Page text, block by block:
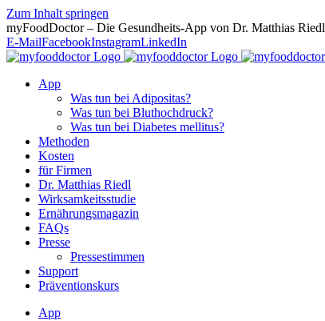
Zum Inhalt springen
myFoodDoctor – Die Gesundheits-App von Dr. Matthias Riedl
E-MailFacebookInstagramLinkedIn
App
Was tun bei Adipositas?
Was tun bei Bluthochdruck?
Was tun bei Diabetes mellitus?
Methoden
Kosten
für Firmen
Dr. Matthias Riedl
Wirksamkeitsstudie
Ernährungsmagazin
FAQs
Presse
Pressestimmen
Support
Präventionskurs
App